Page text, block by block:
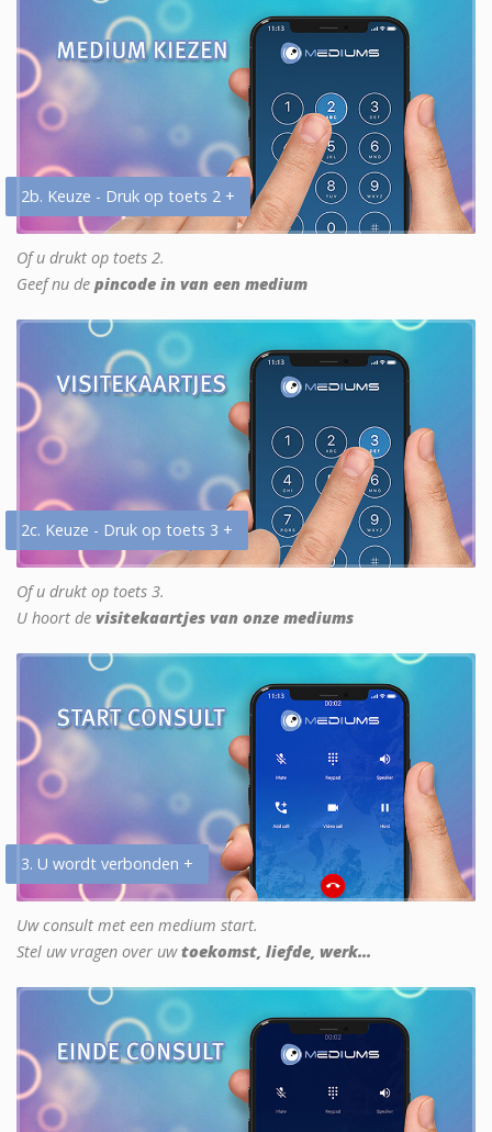
2b. Keuze - Druk op toets 2 +
Of u drukt op toets 2.
Geef nu de pincode in van een medium
2c. Keuze - Druk op toets 3 +
Of u drukt op toets 3.
U hoort de visitekaartjes van onze mediums
3. U wordt verbonden +
Uw consult met een medium start.
Stel uw vragen over uwtoekomst, liefde, werk...